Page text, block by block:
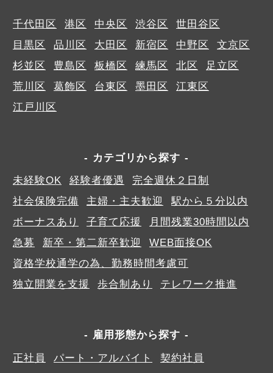
千代田区 港区 中央区 渋谷区
世田谷区
目黒区
品川区 大田区 新宿区 中野区
文京区
杉並区
豊島区 板橋区 練馬区 北区
足立区
荒川区
葛飾区 台東区 墨田区
江東区
江戸川区
カテゴリから探す
未経験OK
経験者優遇
完全週休２日制
社会保険完備
主婦・主夫歓迎
駅から５分以内
ボーナスあり
子育て応援
月間残業30時間以内
急募
新卒・第二新卒歓迎
WEB面接OK
資格学校通学の為、勤務時間考慮可
独立開業を支援
歩合制あり テレワーク推進
雇用形態から探す
正社員
パート・アルバイト 契約社員